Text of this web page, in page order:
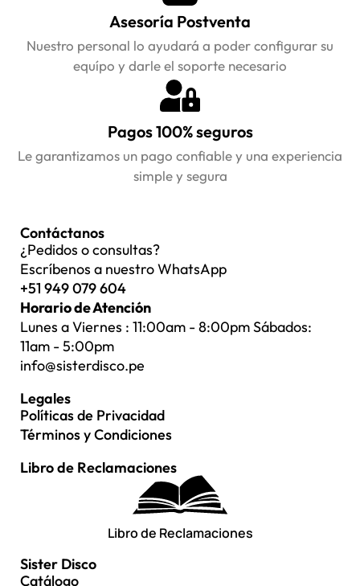
Asesoría Postventa
Nuestro personal lo ayudará a poder configurar su
equípo y darle el soporte necesario
Pagos 100% seguros
Le garantizamos un pago confiable y una experiencia
simple y segura
Contáctanos
¿Pedidos o consultas?
Escríbenos a nuestro WhatsApp
+51 949 079 604
Horario de Atención
Lunes a Viernes : 11:00am - 8:00pm Sábados:
11am - 5:00pm
info@sisterdisco.pe
Legales
Políticas de Privacidad
Términos y Condiciones
Libro de Reclamaciones
Libro de Reclamaciones
Sister Disco
Catálogo